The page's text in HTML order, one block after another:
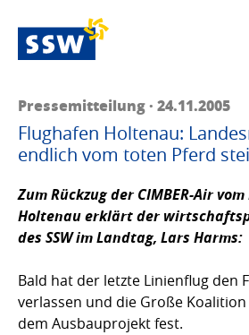
Pressemitteilung · 24.11.2005
Flughafen Holtenau:
endlich vom toten Pferd
Zum Rückzug der CIMBER-Air
Holtenau erklärt der
des SSW im Landtag, Lars Harms:
Bald hat der letzte Linienflug den
verlassen und die Große
dem Ausbauprojekt fest.